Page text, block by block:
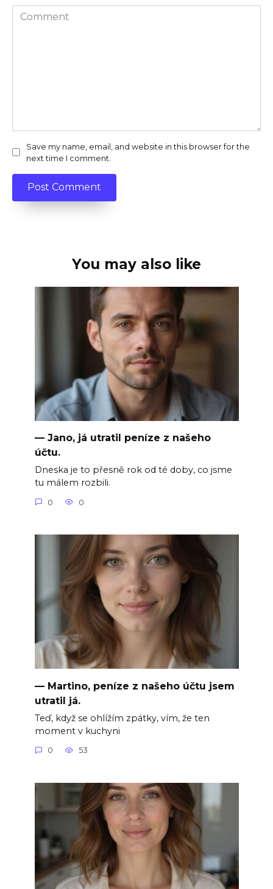
Comment
Save my name, email, and website in this browser for the
next time I comment.
You may also like
— Jano, já utratil peníze z našeho
účtu.
Dneska je to přesně rok od té doby, co jsme
tu málem rozbili.
0 0
— Martino, peníze z našeho účtu jsem
utratil já.
Teď, když se ohlížím zpátky, vím, že ten
moment v kuchyni
0 53